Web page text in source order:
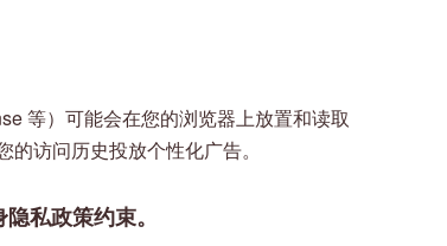
等）可能会在您的浏览器上放置和读取
访问历史投放个性化广告。
私政策约束。